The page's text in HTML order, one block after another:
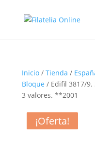
Inicio/ Tienda /
Bloque / Edifil 3817/9.
3 valores. **2001
¡Oferta!
¡Oferta!
¡Oferta!